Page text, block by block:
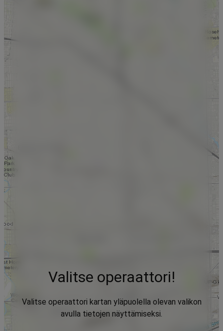
Valitse operaattori!
Valitse operaattori kartan yläpuolella olevan valikon
avulla tietojen näyttämiseksi.